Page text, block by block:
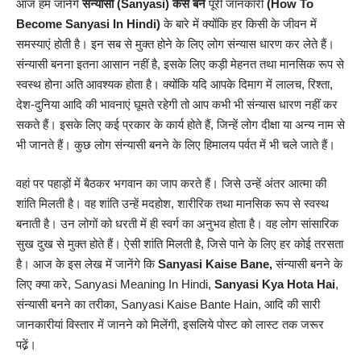
आज हम जानेंगेसंन्यासी (Sanyasi) कैसे बनेपूरी जानकारी(How To
Become Sanyasi In Hindi)के बारे में क्योंकि हर किसी के जीवन में
समस्याएं होती है। इन सब से मुक्त होने के लिए लोग संन्यास धारण कर लेते हैं।
संन्यासी बनना इतना आसान नहीं है, इसके लिए कड़ी मेहनत तथा मानसिक रूप से
स्वस्थ होना अति आवश्यक होता है। क्योंकि यदि आपके दिमाग में लालच, रिश्ता,
देश-दुनिया आदि की भावनाएं घूमते रहेगी तो आप कभी भी संन्यास धारण नहीं कर
सकते हैं। इसके लिए कई प्रकार के कार्य होते हैं, जिन्हें लोग दीक्षा या अन्य नाम से
भी जानते हैं। कुछ लोग संन्यासी बनने के लिए हिमालय पर्वत में भी चले जाते हैं।
वहां पर पहाड़ों में बैठकर भगवान का जाप करते हैं। जिसे उन्हें अंतर आत्मा की
शांति मिलती है। वह शांति उन्हें मदहोश, शारीरिक तथा मानसिक रूप से स्वस्थ
बनाती है। उन लोगों को धरती में ही स्वर्ग का अनुभव होता है। वह लोग सांसारिक
सुख दुख से मुक्त होते हैं। ऐसी शांति मिलती है, जिसे पाने के लिए हर कोई तरसता
है। आज के इस लेख में जानेंगे किSanyasi Kaise Bane,संन्यासी बनने के
लिए क्या करे, Sanyasi Meaning In Hindi, Sanyasi Kya Hota Hai,
संन्यासी बनने का तरीका, Sanyasi Kaise Bante Hain, आदि की सारी
जानकारीयांविस्तार में जानने को मिलेंगी, इसलिये पोस्ट को लास्ट तक जरूर
पढे़ं।